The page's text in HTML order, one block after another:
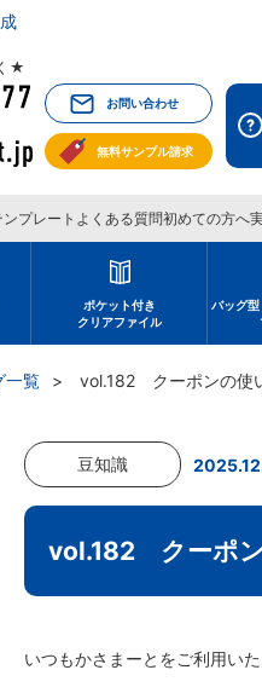
★
お問い合わせ
無料サンプル請求
ンプレート よくある質問初めての方へ
ポケット付き
クリアファイル
バッグ型
一覧 vol.182 クーポンの使
豆知識
vol.182 クーポ
いつもかさまーとをご利用い